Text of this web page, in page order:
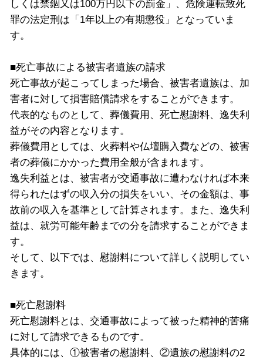
しくは禁錮又は100万円以下の罰金」、危険運転致死
罪の法定刑は「1年以上の有期懲役」となっていま
す。
■死亡事故による被害者遺族の請求
死亡事故が起こってしまった場合、被害者遺族は、加
害者に対して損害賠償請求をすることができます。
代表的なものとして、葬儀費用、死亡慰謝料、逸失利
益がその内容となります。
葬儀費用としては、火葬料や仏壇購入費などの、被害
者の葬儀にかかった費用全般が含まれます。
逸失利益とは、被害者が交通事故に遭わなければ本来
得られたはずの収入分の損失をいい、その金額は、事
故前の収入を基準として計算されます。また、逸失利
益は、就労可能年齢までの分を請求することができま
す。
そして、以下では、慰謝料について詳しく説明してい
きます。
■死亡慰謝料
死亡慰謝料とは、交通事故によって被った精神的苦痛
に対して請求できるものです。
具体的には、①被害者の慰謝料、②遺族の慰謝料の2